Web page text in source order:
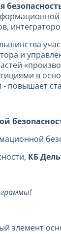
и
в
повышает
КБ
элемент